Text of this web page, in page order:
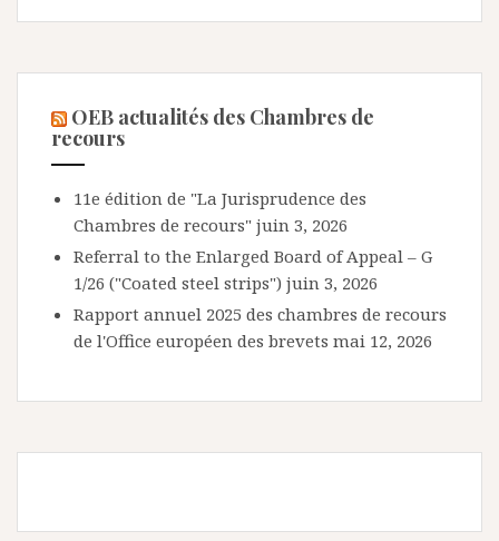
OEB actualités des Chambres de
recours
11e édition de "La Jurisprudence des
Chambres de recours" juin 3, 2026
Referral to the Enlarged Board of Appeal – G
1/26 ("Coated steel strips") juin 3, 2026
Rapport annuel 2025 des chambres de recours
de l'Office européen des brevets mai 12, 2026